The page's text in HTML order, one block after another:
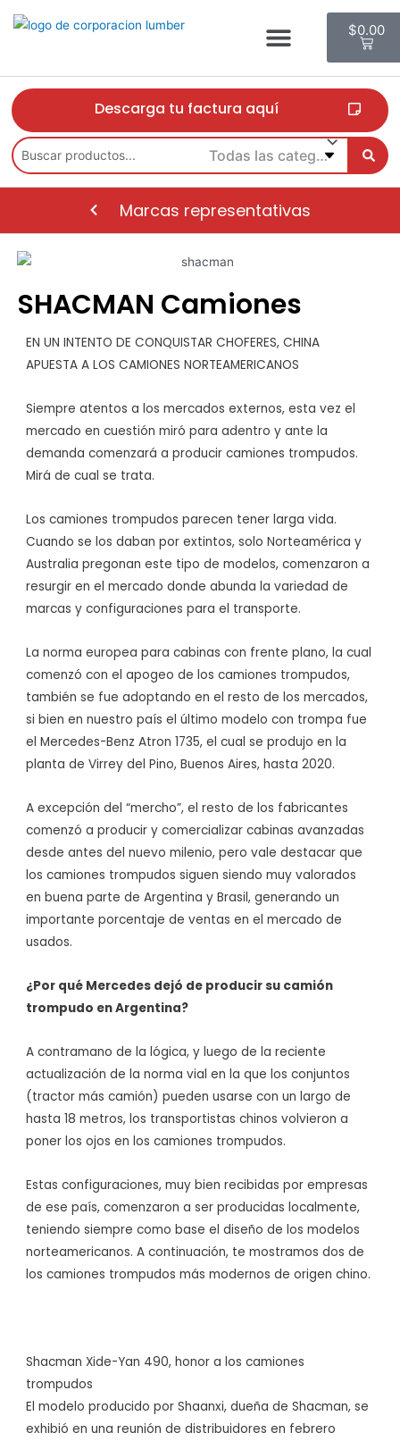
$0.00
Descarga tu factura aquí
Marcas representativas
SHACMAN Camiones
EN UN INTENTO DE CONQUISTAR CHOFERES, CHINA
APUESTA A LOS CAMIONES NORTEAMERICANOS
Siempre atentos a los mercados externos, esta vez el
mercado en cuestión miró para adentro y ante la
demanda comenzará a producir camiones trompudos.
Mirá de cual se trata.
Los camiones trompudos parecen tener larga vida.
Cuando se los daban por extintos, solo Norteamérica y
Australia pregonan este tipo de modelos, comenzaron a
resurgir en el mercado donde abunda la variedad de
marcas y configuraciones para el transporte.
La norma europea para cabinas con frente plano, la cual
comenzó con el apogeo de los camiones trompudos,
también se fue adoptando en el resto de los mercados,
si bien en nuestro país el último modelo con trompa fue
el Mercedes-Benz Atron 1735, el cual se produjo en la
planta de Virrey del Pino, Buenos Aires, hasta 2020.
A excepción del “mercho”, el resto de los fabricantes
comenzó a producir y comercializar cabinas avanzadas
desde antes del nuevo milenio, pero vale destacar que
los camiones trompudos siguen siendo muy valorados
en buena parte de Argentina y Brasil, generando un
importante porcentaje de ventas en el mercado de
usados.
¿Por qué Mercedes dejó de producir su camión
trompudo en Argentina?
A contramano de la lógica, y luego de la reciente
actualización de la norma vial en la que los conjuntos
(tractor más camión) pueden usarse con un largo de
hasta 18 metros, los transportistas chinos volvieron a
poner los ojos en los camiones trompudos.
Estas configuraciones, muy bien recibidas por empresas
de ese país, comenzaron a ser producidas localmente,
teniendo siempre como base el diseño de los modelos
norteamericanos. A continuación, te mostramos dos de
los camiones trompudos más modernos de origen chino.
Shacman Xide-Yan 490, honor a los camiones
trompudos
El modelo producido por Shaanxi, dueña de Shacman, se
exhibió en una reunión de distribuidores en febrero